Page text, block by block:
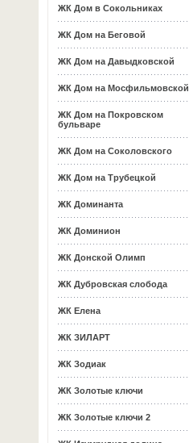
ЖК Дом в Сокольниках
ЖК Дом на Беговой
ЖК Дом на Давыдковской
ЖК Дом на Мосфильмовской
ЖК Дом на Покровском
бульваре
ЖК Дом на Соколовского
ЖК Дом на Трубецкой
ЖК Доминанта
ЖК Доминион
ЖК Донской Олимп
ЖК Дубровская слобода
ЖК Елена
ЖК ЗИЛАРТ
ЖК Зодиак
ЖК Золотые ключи
ЖК Золотые ключи 2